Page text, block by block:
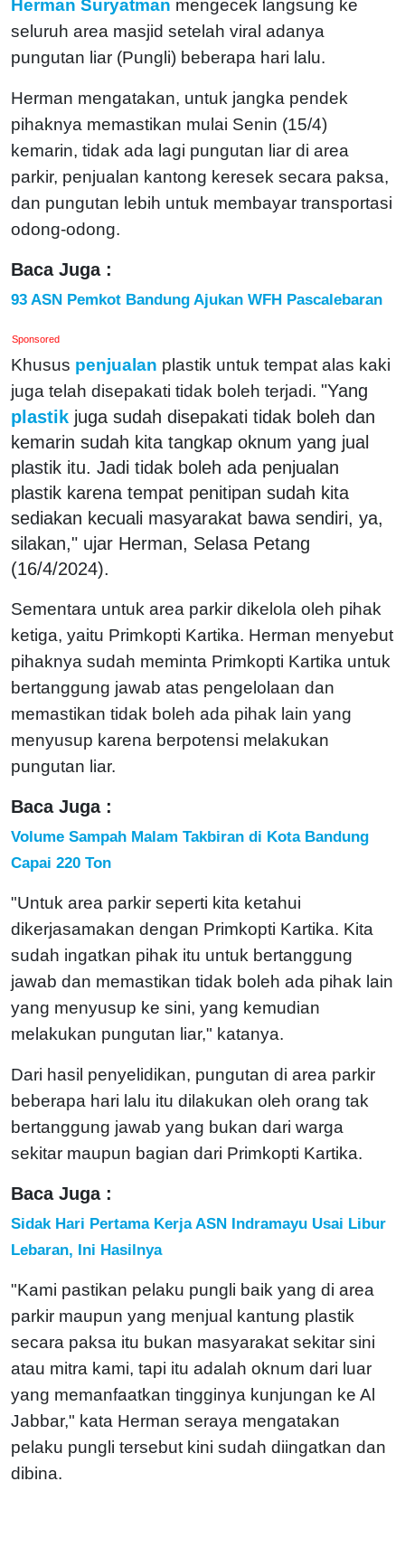
Herman Suryatman mengecek langsung ke
seluruh area masjid setelah viral adanya
pungutan liar (Pungli) beberapa hari lalu.
Herman mengatakan, untuk jangka pendek
pihaknya memastikan mulai Senin (15/4)
kemarin, tidak ada lagi pungutan liar di area
parkir, penjualan kantong keresek secara paksa,
dan pungutan lebih untuk membayar transportasi
odong-odong.
Baca Juga :
93 ASN Pemkot Bandung Ajukan WFH Pascalebaran
Sponsored
Khusus penjualan plastik untuk tempat alas kaki
juga telah disepakati tidak boleh terjadi. "Yang
plastik juga sudah disepakati tidak boleh dan
kemarin sudah kita tangkap oknum yang jual
plastik itu. Jadi tidak boleh ada penjualan
plastik karena tempat penitipan sudah kita
sediakan kecuali masyarakat bawa sendiri, ya,
silakan," ujar Herman, Selasa Petang
(16/4/2024).
Sementara untuk area parkir dikelola oleh pihak
ketiga, yaitu Primkopti Kartika. Herman menyebut
pihaknya sudah meminta Primkopti Kartika untuk
bertanggung jawab atas pengelolaan dan
memastikan tidak boleh ada pihak lain yang
menyusup karena berpotensi melakukan
pungutan liar.
Baca Juga :
Volume Sampah Malam Takbiran di Kota Bandung
Capai 220 Ton
"Untuk area parkir seperti kita ketahui
dikerjasamakan dengan Primkopti Kartika. Kita
sudah ingatkan pihak itu untuk bertanggung
jawab dan memastikan tidak boleh ada pihak lain
yang menyusup ke sini, yang kemudian
melakukan pungutan liar," katanya.
Dari hasil penyelidikan, pungutan di area parkir
beberapa hari lalu itu dilakukan oleh orang tak
bertanggung jawab yang bukan dari warga
sekitar maupun bagian dari Primkopti Kartika.
Baca Juga :
Sidak Hari Pertama Kerja ASN Indramayu Usai Libur
Lebaran, Ini Hasilnya
"Kami pastikan pelaku pungli baik yang di area
parkir maupun yang menjual kantung plastik
secara paksa itu bukan masyarakat sekitar sini
atau mitra kami, tapi itu adalah oknum dari luar
yang memanfaatkan tingginya kunjungan ke Al
Jabbar," kata Herman seraya mengatakan
pelaku pungli tersebut kini sudah diingatkan dan
dibina.